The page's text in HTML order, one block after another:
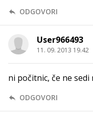
ODGOVORI
User966493
11. 09. 2013 19.42
ni počitnic, če ne sedi
ODGOVORI